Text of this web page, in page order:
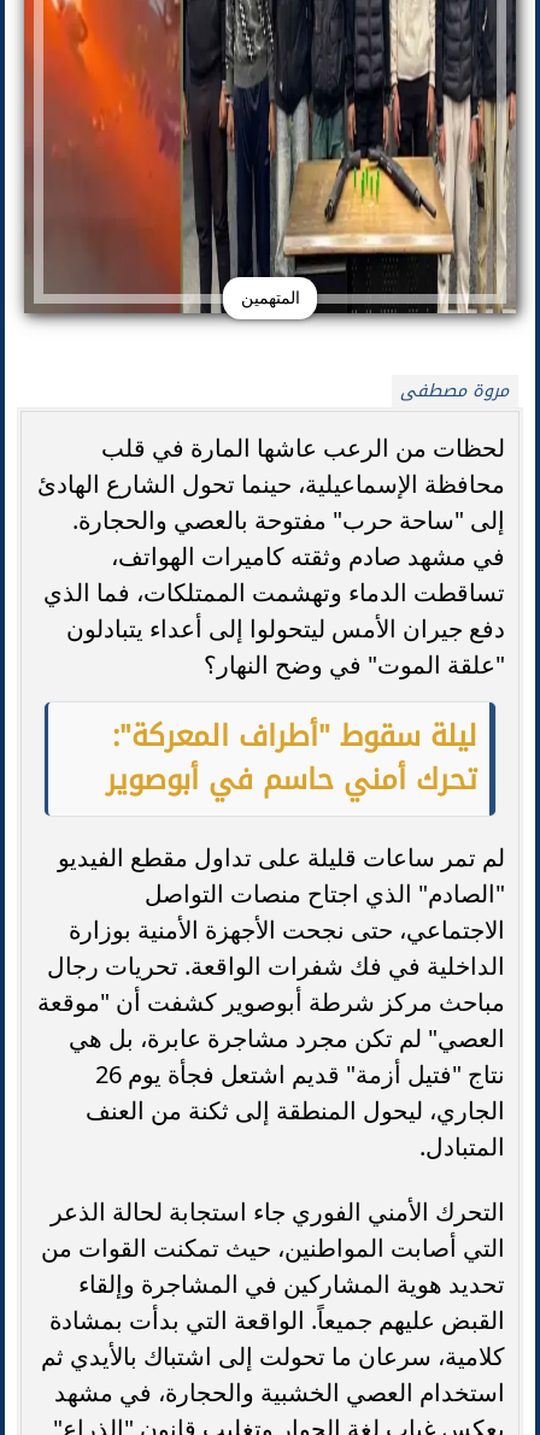
المتهمين
مروة مصطفى
لحظات من الرعب عاشها المارة في قلب
محافظة الإسماعيلية، حينما تحول الشارع الهادئ
إلى "ساحة حرب" مفتوحة بالعصي والحجارة.
في مشهد صادم وثقته كاميرات الهواتف،
تساقطت الدماء وتهشمت الممتلكات، فما الذي
دفع جيران الأمس ليتحولوا إلى أعداء يتبادلون
"علقة الموت" في وضح النهار؟
ليلة سقوط "أطراف المعركة":
تحرك أمني حاسم في أبوصوير
لم تمر ساعات قليلة على تداول مقطع الفيديو
"الصادم" الذي اجتاح منصات التواصل
الاجتماعي، حتى نجحت الأجهزة الأمنية بوزارة
الداخلية في فك شفرات الواقعة. تحريات رجال
مباحث مركز شرطة أبوصوير كشفت أن "موقعة
العصي" لم تكن مجرد مشاجرة عابرة، بل هي
نتاج "فتيل أزمة" قديم اشتعل فجأة يوم 26
الجاري، ليحول المنطقة إلى ثكنة من العنف
المتبادل.
التحرك الأمني الفوري جاء استجابة لحالة الذعر
التي أصابت المواطنين، حيث تمكنت القوات من
تحديد هوية المشاركين في المشاجرة وإلقاء
القبض عليهم جميعاً. الواقعة التي بدأت بمشادة
كلامية، سرعان ما تحولت إلى اشتباك بالأيدي ثم
استخدام العصي الخشبية والحجارة، في مشهد
يعكس غياب لغة الحوار وتغليب قانون "الذراع"